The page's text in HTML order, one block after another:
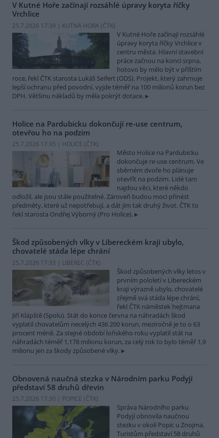
V Kutné Hoře začínají rozsáhlé úpravy koryta říčky
Vrchlice
25.7.2026 17:39 | KUTNÁ HORA (ČTK)
V Kutné Hoře začínají rozsáhlé
úpravy koryta říčky Vrchlice v
centru města. Hlavní stavební
práce začnou na konci srpna,
hotovo by mělo být v příštím
roce, řekl ČTK starosta Lukáš Seifert (ODS). Projekt, který zahrnuje
lepší ochranu před povodní, vyjde téměř na 100 milionů korun bez
DPH. Většinu nákladů by měla pokrýt dotace.
Holice na Pardubicku dokončují re-use centrum,
otevřou ho na podzim
25.7.2026 17:35 | HOLICE (ČTK)
Město Holice na Pardubicku
dokončuje re-use centrum. Ve
sběrném dvoře ho plánuje
otevřít na podzim. Lidé tam
najdou věci, které někdo
odložil, ale jsou stále použitelné. Zároveň budou moci přinést
předměty, které už nepotřebují, a dát jim tak druhý život. ČTK to
řekl starosta Ondřej Výborný (Pro Holice).
Škod způsobených vlky v Libereckém kraji ubylo,
chovatelé stáda lépe chrání
25.7.2026 17:33 | LIBEREC (ČTK)
Škod způsobených vlky letos v
prvním pololetí v Libereckém
kraji výrazně ubylo, chovatelé
zřejmě svá stáda lépe chrání,
řekl ČTK náměstek hejtmana
Jiří Klápště (Spolu). Stát do konce června na náhradách škod
vyplatil chovatelům necelých 436 200 korun, meziročně je to o 63
procent méně. Za stejné období loňského roku vyplatil stát na
náhradách téměř 1,178 milionu korun, za celý rok to bylo téměř 1,9
milionu jen za škody způsobené vlky.
Obnovená naučná stezka v Národním parku Podyjí
představí 58 druhů dřevin
25.7.2026 17:30 | POPICE (ČTK)
Správa Národního parku
Podyjí obnovila naučnou
stezku v okolí Popic u Znojma.
Turistům představí 58 druhů